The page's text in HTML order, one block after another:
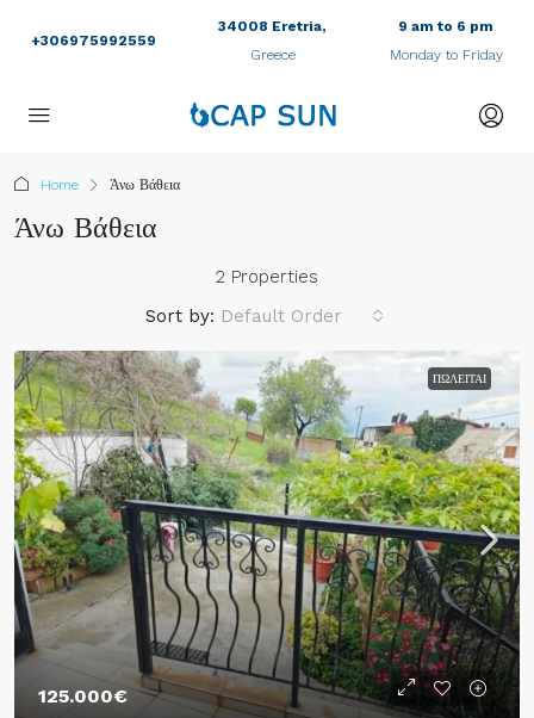
+306975992559
34008 Eretria,
Greece
9 am to 6 pm
Monday to Friday
Home Άνω Βάθεια
Άνω Βάθεια
2 Properties
Sort by: Default Order
ΠΩΛΕΊΤΑΙ
125.000€